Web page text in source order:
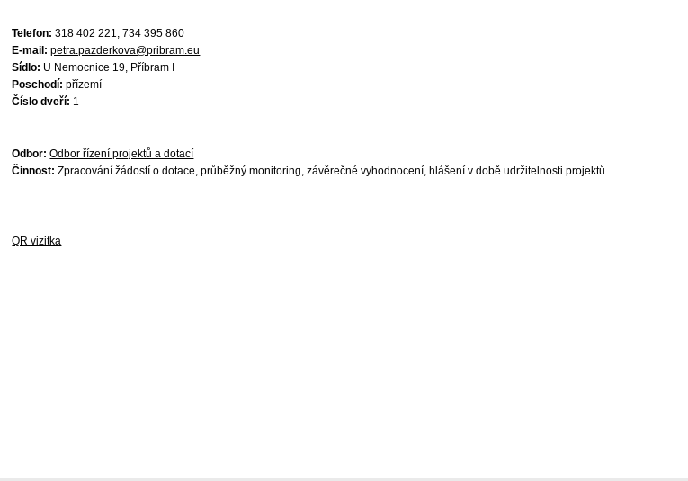
Telefon: 318 402 221, 734 395 860
E-mail: petra.pazderkova@pribram.eu
Sídlo: U Nemocnice 19, Příbram I
Poschodí: přízemí
Číslo dveří: 1
Odbor: Odbor řízení projektů a dotací
Činnost: Zpracování žádostí o dotace, průběžný monitoring, závěrečné vyhodnocení, hlášení v době udržitelnosti projektů
QR vizitka